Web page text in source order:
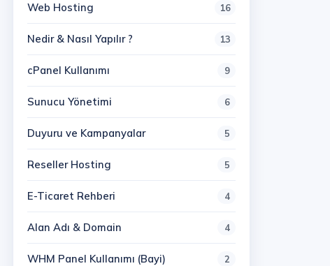
Web Hosting 16
Nedir & Nasıl Yapılır ? 13
cPanel Kullanımı 9
Sunucu Yönetimi 6
Duyuru ve Kampanyalar 5
Reseller Hosting 5
E-Ticaret Rehberi 4
Alan Adı & Domain 4
WHM Panel Kullanımı (Bayi) 2